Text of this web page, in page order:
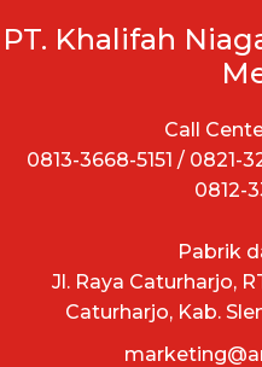
PT. Khalifah
Call
0813-3668-5151 / 0821-
0812-
Pabrik
Jl. Raya Caturharjo,
Caturharjo, Kab.